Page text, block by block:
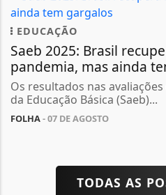
EDUCAÇÃO
Saeb 2025: Brasil
pandemia, mas ainda
Os resultados nas
da Educação Básica (Saeb)...
FOLHA- 07 DE AGOSTO
TODAS AS